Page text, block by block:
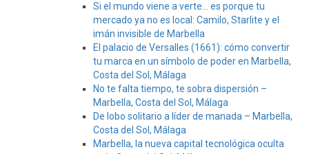
Si el mundo viene a verte… es porque tu
mercado ya no es local: Camilo, Starlite y el
imán invisible de Marbella
El palacio de Versalles (1661): cómo convertir
tu marca en un símbolo de poder en Marbella,
Costa del Sol, Málaga
No te falta tiempo, te sobra dispersión –
Marbella, Costa del Sol, Málaga
De lobo solitario a líder de manada – Marbella,
Costa del Sol, Málaga
Marbella, la nueva capital tecnológica oculta